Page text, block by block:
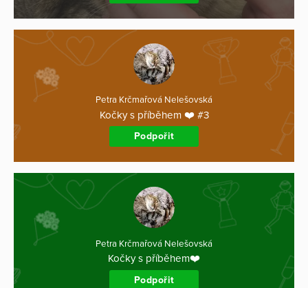
Petra Krčmařová Nelešovská
Kočky s příběhem ❤️ #3
Podpořit
Petra Krčmařová Nelešovská
Kočky s příběhem❤️
Podpořit